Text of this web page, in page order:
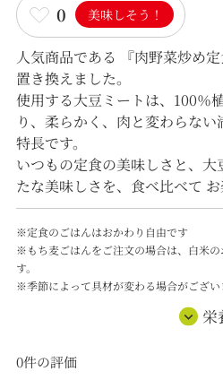
0 美味しそう！
人気商品である 『肉野菜炒め
置き換えました。
使用する大豆ミートは、100％
り、柔らかく、肉と変わらな
特長です。
いつもの定食の美味しさと、
たな美味しさを、食べ比べて お
※定食のごはんはおかわり自由です
※もち麦ごはんをご注文の場合は、白米
す。
※季節によって具材が変わる場合がござい
栄
0件の評価